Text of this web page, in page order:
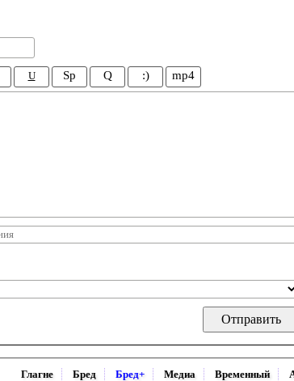
U Sp Q :) mp4
Глагне Бред Бред+ Медиа Временный